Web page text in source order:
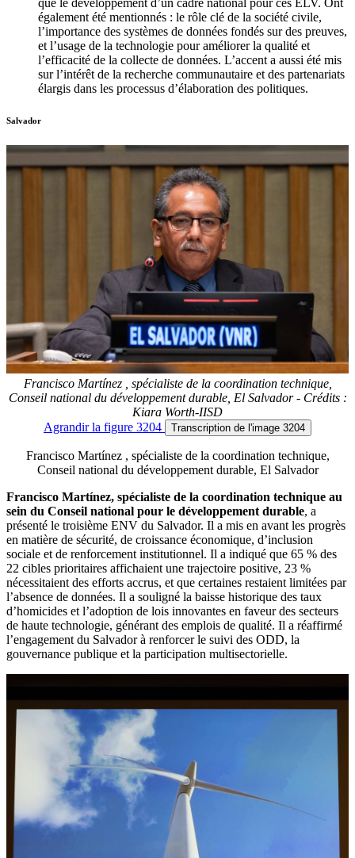
également été mentionnés : le rôle clé de la société civile,
l’importance des systèmes de données fondés sur des preuves,
et l’usage de la technologie pour améliorer la qualité et
l’efficacité de la collecte de données. L’accent a aussi été mis
sur l’intérêt de la recherche communautaire et des partenariats
élargis dans les processus d’élaboration des politiques.
Salvador
Francisco Martínez , spécialiste de la coordination technique,
Conseil national du développement durable, El Salvador - Crédits :
Kiara Worth-IISD
Agrandirla figure 3204 Transcription de l'image 3204
Francisco Martínez , spécialiste de la coordination technique,
Conseil national du développement durable, El Salvador
Francisco Martínez, spécialiste de la coordination technique au
sein du Conseil national pour le développement durable, a
présenté le troisième ENV du Salvador. Il a mis en avant les progrès
en matière de sécurité, de croissance économique, d’inclusion
sociale et de renforcement institutionnel. Il a indiqué que 65 % des
22 cibles prioritaires affichaient une trajectoire positive, 23 %
nécessitaient des efforts accrus, et que certaines restaient limitées par
l’absence de données. Il a souligné la baisse historique des taux
d’homicides et l’adoption de lois innovantes en faveur des secteurs
de haute technologie, générant des emplois de qualité. Il a réaffirmé
l’engagement du Salvador à renforcer le suivi des ODD, la
gouvernance publique et la participation multisectorielle.